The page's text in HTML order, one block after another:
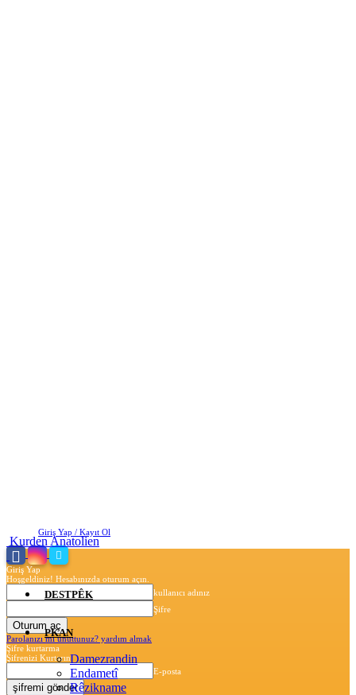
Giriş Yap / Kayıt Ol
Giriş Yap
Hoşgeldiniz! Hesabınızda oturum açın.
kullanıcı adınız
Şifre
Parolanızı mı unuttunuz? yardım almak
Şifre kurtarma
Şifrenizi Kurtarın
E-posta
Kurden Anatolien
DESTPÊK
PKAN
Damezrandin
Endametî
Rêzikname